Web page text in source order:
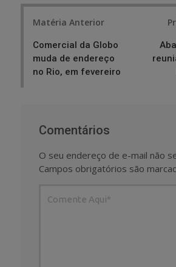
Matéria Anterior
Comercial da Globo
muda de endereço
no Rio, em fevereiro
Comentários
O seu endereço de e-mail não
Campos obrigatórios são